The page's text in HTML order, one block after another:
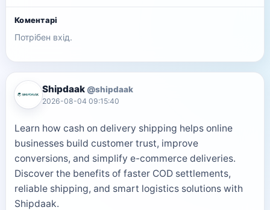
Коментарі
Потрібен вхід.
Shipdaak @shipdaak
2026-08-04 09:15:40
Learn how cash on delivery shipping helps online
businesses build customer trust, improve
conversions, and simplify e-commerce deliveries.
Discover the benefits of faster COD settlements,
reliable shipping, and smart logistics solutions with
Shipdaak.